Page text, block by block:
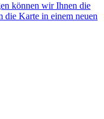
können wir Ihnen die
die Karte in einem neuen